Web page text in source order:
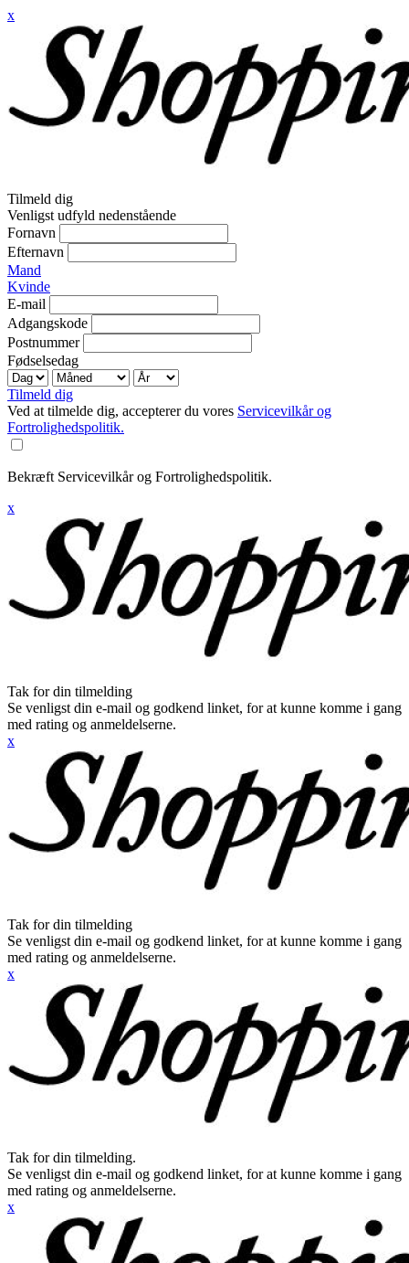
x
Tilmeld dig
Venligst udfyld nedenstående
Fornavn
Efternavn
Mand
Kvinde
E-mail
Adgangskode
Postnummer
Fødselsedag
Tilmeld dig
Ved at tilmelde dig, accepterer du vores Servicevilkår og
Fortrolighedspolitik.
Bekræft Servicevilkår og Fortrolighedspolitik.
x
Tak for din tilmelding
Se venligst din e-mail og godkend linket, for at kunne komme i gang
med rating og anmeldelserne.
x
Tak for din tilmelding
Se venligst din e-mail og godkend linket, for at kunne komme i gang
med rating og anmeldelserne.
x
Tak for din tilmelding.
Se venligst din e-mail og godkend linket, for at kunne komme i gang
med rating og anmeldelserne.
x